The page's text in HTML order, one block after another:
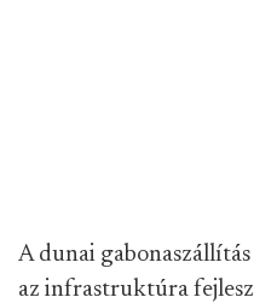
A dunai
az infrastruktúra